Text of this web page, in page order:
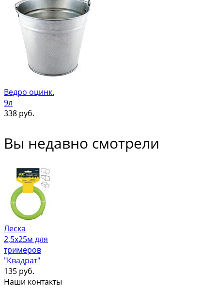
Ведро оцинк.
9л
338 руб.
Вы недавно смотрели
Леска
2,5х25м для
тримеров
"Квадрат"
135 руб.
Наши контакты